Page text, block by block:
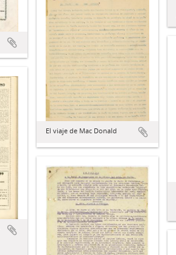
El viaje de Mac Donald